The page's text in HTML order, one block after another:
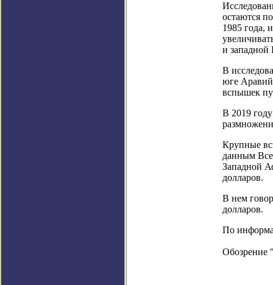
остаются
1985 года,
и западной
В
юге
вспышек
В 2019
Крупные
данным
Западной
долларов.
В нем
долларов.
По
Обозрение